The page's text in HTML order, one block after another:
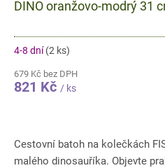
DINO oranžovo-modrý 31
4-8 dní(2 ks)
679 Kč bez DPH
821 Kč / ks
Cestovní batoh na kolečkách
malého dinosauříka. Objevte